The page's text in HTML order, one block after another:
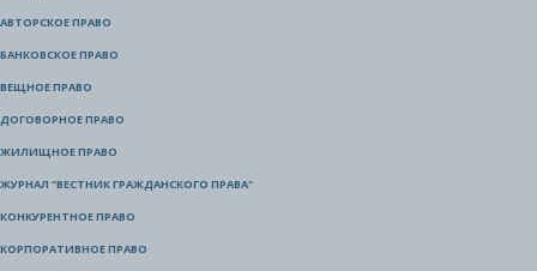
АВТОРСКОЕ ПРАВО
БАНКОВСКОЕ ПРАВО
ВЕЩНОЕ ПРАВО
ДОГОВОРНОЕ ПРАВО
ЖИЛИЩНОЕ ПРАВО
ЖУРНАЛ "ВЕСТНИК ГРАЖДАНСКОГО ПРАВА"
КОНКУРЕНТНОЕ ПРАВО
КОРПОРАТИВНОЕ ПРАВО